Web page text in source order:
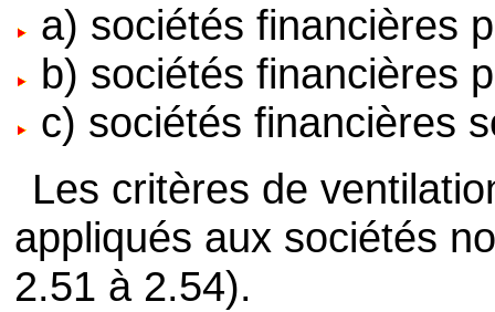
a) sociétés financières
b) sociétés financières
c) sociétés financières
Les critères de
appliqués aux sociétés
2.51 à 2.54).